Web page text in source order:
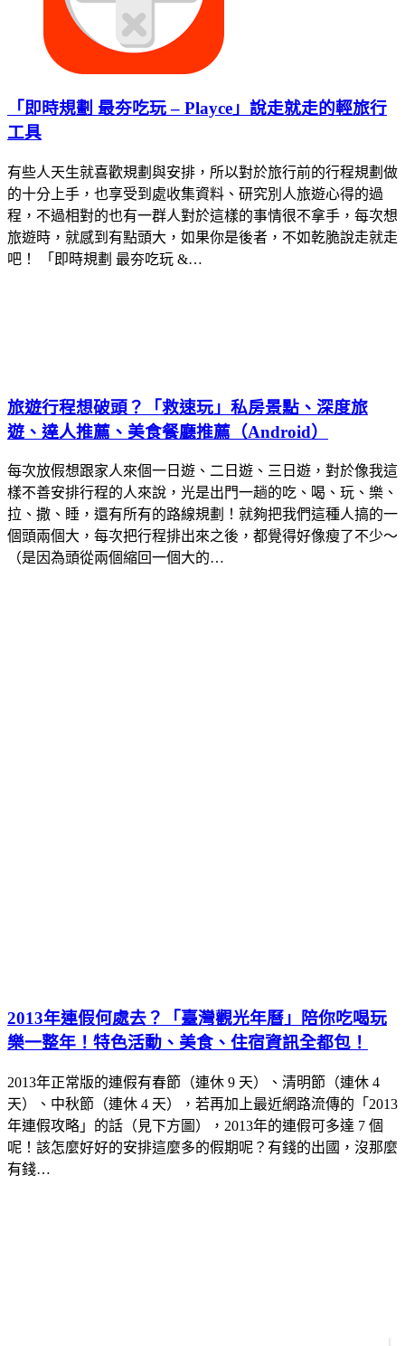
「即時規劃 最夯吃玩 – Playce」說走就走的輕旅行
工具
有些人天生就喜歡規劃與安排，所以對於旅行前的行程規劃做
的十分上手，也享受到處收集資料、研究別人旅遊心得的過
程，不過相對的也有一群人對於這樣的事情很不拿手，每次想
旅遊時，就感到有點頭大，如果你是後者，不如乾脆說走就走
吧！ 「即時規劃 最夯吃玩 &…
旅遊行程想破頭？「救速玩」私房景點、深度旅
遊、達人推薦、美食餐廳推薦（Android）
每次放假想跟家人來個一日遊、二日遊、三日遊，對於像我這
樣不善安排行程的人來說，光是出門一趟的吃、喝、玩、樂、
拉、撒、睡，還有所有的路線規劃！就夠把我們這種人搞的一
個頭兩個大，每次把行程排出來之後，都覺得好像瘦了不少～
（是因為頭從兩個縮回一個大的…
2013年連假何處去？「臺灣觀光年曆」陪你吃喝玩
樂一整年！特色活動、美食、住宿資訊全都包！
2013年正常版的連假有春節（連休 9 天）、清明節（連休 4
天）、中秋節（連休 4 天），若再加上最近網路流傳的「2013
年連假攻略」的話（見下方圖），2013年的連假可多達 7 個
呢！該怎麼好好的安排這麼多的假期呢？有錢的出國，沒那麼
有錢…